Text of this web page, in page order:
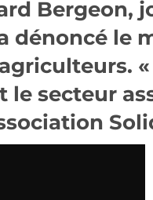
Bergeon,
dénoncé le
le secteur